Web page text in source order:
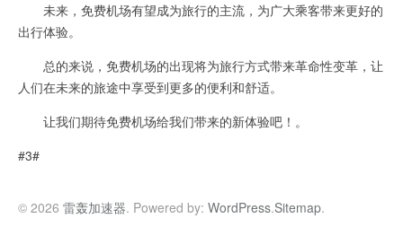
未来，免费机场有望成为旅行的主流，为广大乘客带来更好的
出行体验。
总的来说，免费机场的出现将为旅行方式带来革命性变革，让
人们在未来的旅途中享受到更多的便利和舒适。
让我们期待免费机场给我们带来的新体验吧！。
#3#
© 2026 雷轰加速器. Powered by: WordPress.Sitemap.